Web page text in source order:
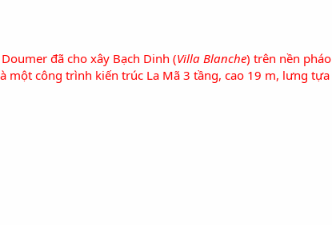
Doumer đã cho xây Bạch Dinh (Villa Blanche) trên nền
một công trình kiến trúc La Mã 3 tầng, cao 19 m, lưng